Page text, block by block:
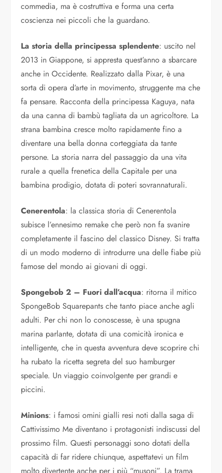
commedia, ma è costruttiva e forma una certa
coscienza nei piccoli che la guardano.
La storia della principessa splendente: uscito nel
2013 in Giappone, si appresta quest’anno a sbarcare
anche in Occidente. Realizzato dalla Pixar, è una
sorta di opera d’arte in movimento, struggente ma che
fa pensare. Racconta della principessa Kaguya, nata
da una canna di bambù tagliata da un agricoltore. La
strana bambina cresce molto rapidamente fino a
diventare una bella donna corteggiata da tante
persone. La storia narra del passaggio da una vita
rurale a quella frenetica della Capitale per una
bambina prodigio, dotata di poteri sovrannaturali.
Cenerentola: la classica storia di Cenerentola
subisce l’ennesimo remake che però non fa svanire
completamente il fascino del classico Disney. Si tratta
di un modo moderno di introdurre una delle fiabe più
famose del mondo ai giovani di oggi.
Spongebob 2 – Fuori dall’acqua: ritorna il mitico
SpongeBob Squarepants che tanto piace anche agli
adulti. Per chi non lo conoscesse, è una spugna
marina parlante, dotata di una comicità ironica e
intelligente, che in questa avventura deve scoprire chi
ha rubato la ricetta segreta del suo hamburger
speciale. Un viaggio coinvolgente per grandi e
piccini.
Minions: i famosi omini gialli resi noti dalla saga di
Cattivissimo Me diventano i protagonisti indiscussi del
prossimo film. Questi personaggi sono dotati della
capacità di far ridere chiunque, aspettatevi un film